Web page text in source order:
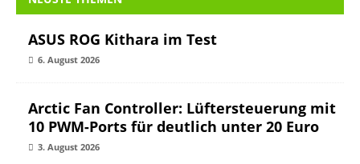
ASUS ROG Kithara im Test
6. August 2026
Arctic Fan Controller: Lüftersteuerung mit
10 PWM-Ports für deutlich unter 20 Euro
3. August 2026